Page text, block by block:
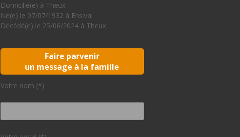
Domicilié(e) à Theux
Né(e) le 07/07/1932 à Ensival
Décédé(e) le 25/06/2024 à Theux
Faire parvenir
un message à la famille
Votre nom (*)